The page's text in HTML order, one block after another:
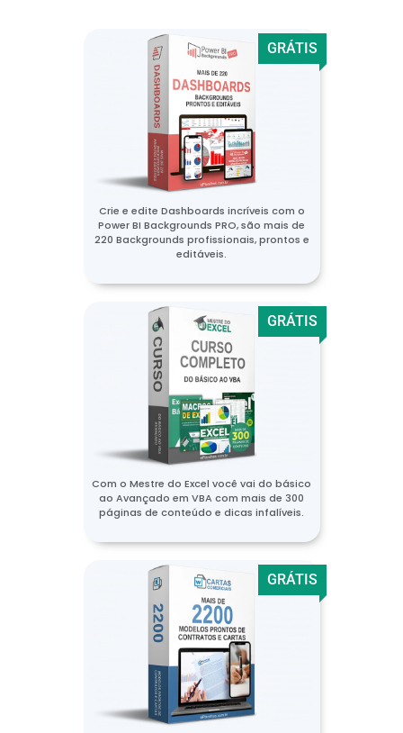
GRÁTIS
Crie e edite Dashboards incríveis com o
Power BI Backgrounds PRO, são mais de
220 Backgrounds profissionais, prontos e
editáveis.
GRÁTIS
Com o Mestre do Excel você vai do básico
ao Avançado em VBA com mais de 300
páginas de conteúdo e dicas infalíveis.
GRÁTIS